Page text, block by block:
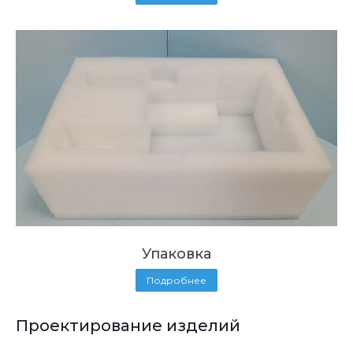
Упаковка
Подробнее
Проектирование изделий